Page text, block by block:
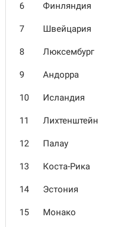
6 Финляндия
7 Швейцария
8 Люксем­бург
9 Андорра
10 Исландия
11 Лихтен­штейн
12 Палау
13 Коста-Рика
14 Эстония
15 Монако